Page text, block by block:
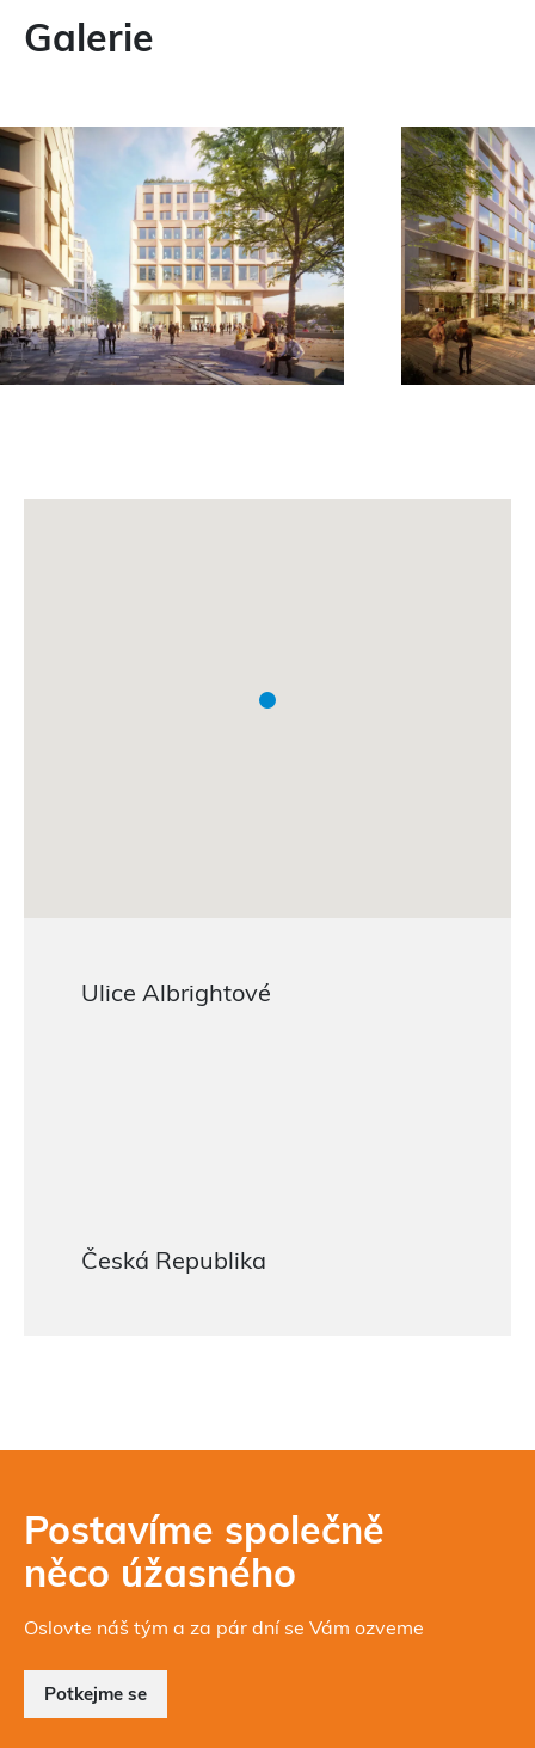
Galerie
Ulice Albrightové
Česká Republika
Postavíme společně
něco úžasného
Oslovte náš tým a za pár dní se Vám ozveme
Potkejme se